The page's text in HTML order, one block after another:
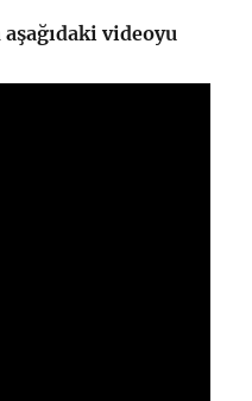
videoyu